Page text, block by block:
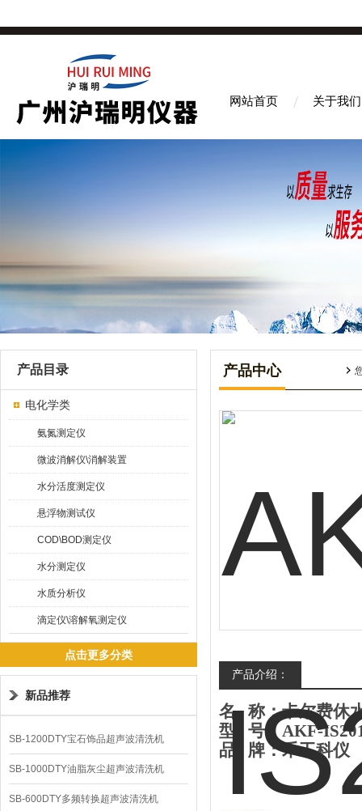
网站首页 关于我们
产品目录
电化学类
氨氮测定仪
微波消解仪\消解装置
水分活度测定仪
悬浮物测试仪
COD\BOD测定仪
水分测定仪
水质分析仪
滴定仪\溶解氧测定仪
点击更多分类
新品推荐
SB-1200DTY宝石饰品超声波清洗机
SB-1000DTY油脂灰尘超声波清洗机
SB-600DTY多频转换超声波清洗机
产品中心
产品介绍：
名
称：卡尔费休
型
号： AKF-
品
牌：禾工科仪